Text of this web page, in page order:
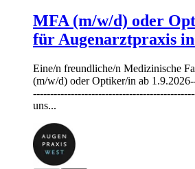
MFA (m/w/d) oder
für Augenarztpraxis
Eine/n freundliche/n Medizinische
(m/w/d) oder Optiker/in ab
uns...